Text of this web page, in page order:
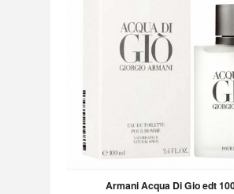
Armani Acqua Di Gio edt